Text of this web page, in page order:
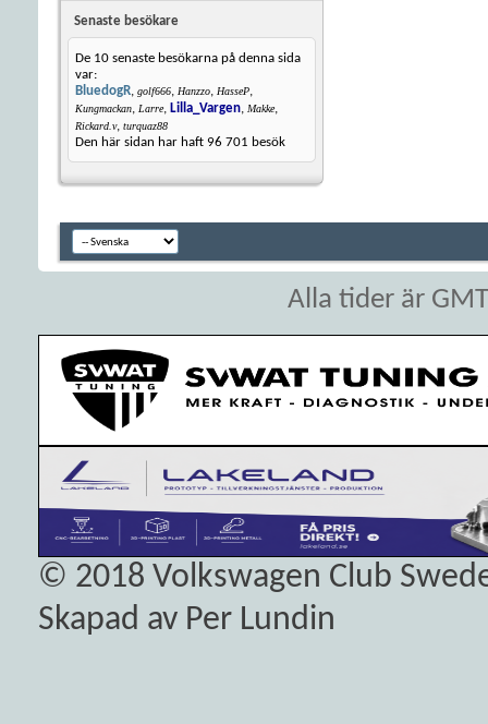
Senaste besökare
De 10 senaste besökarna på denna sida
var:
BluedogR, golf666, Hanzzo, HasseP,
Kungmackan, Larre, Lilla_Vargen, Makke,
Rickard.v, turquaz88
Den här sidan har haft 96 701 besök
Alla tider är
© 2018 Volkswagen Club
Skapad av Per Lundin